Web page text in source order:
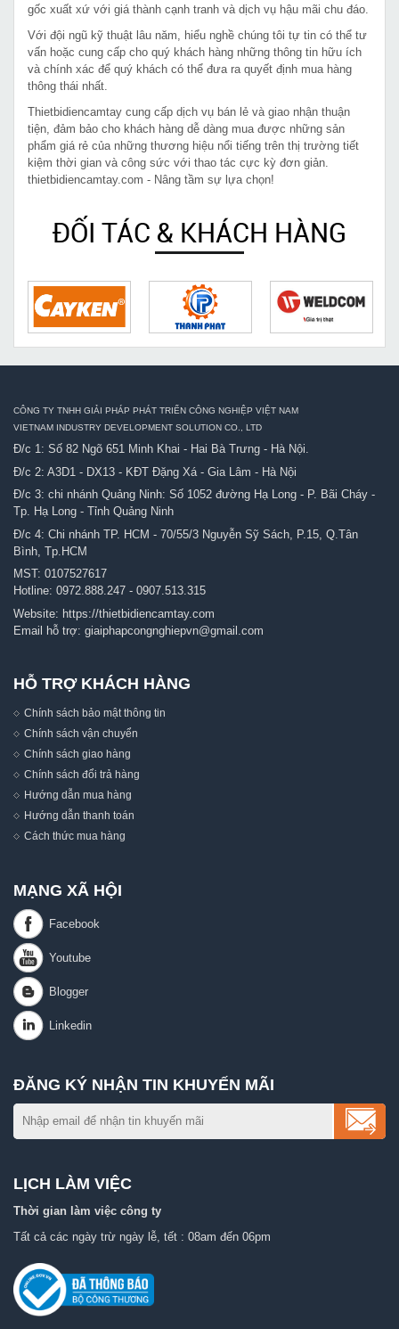
gốc xuất xứ với giá thành cạnh tranh và dịch vụ hậu mãi chu đáo.
Với đội ngũ kỹ thuật lâu năm, hiểu nghề chúng tôi tự tin có thể tư
vấn hoặc cung cấp cho quý khách hàng những thông tin hữu ích
và chính xác để quý khách có thể đưa ra quyết định mua hàng
thông thái nhất.
Thietbidiencamtay cung cấp dịch vụ bán lẻ và giao nhận thuận
tiện, đảm bảo cho khách hàng dễ dàng mua được những sản
phẩm giá rẻ của những thương hiệu nổi tiếng trên thị trường tiết
kiệm thời gian và công sức với thao tác cực kỳ đơn giản.
thietbidiencamtay.com - Nâng tầm sự lựa chọn!
ĐỐI TÁC & KHÁCH HÀNG
CÔNG TY TNHH GIẢI PHÁP PHÁT TRIỂN CÔNG NGHIỆP VIỆT NAM
VIETNAM INDUSTRY DEVELOPMENT SOLUTION CO., LTD
Đ/c 1: Số 82 Ngõ 651 Minh Khai - Hai Bà Trưng - Hà Nội.
Đ/c 2: A3D1 - DX13 - KĐT Đặng Xá - Gia Lâm - Hà Nội
Đ/c 3: chi nhánh Quảng Ninh: Số 1052 đường Hạ Long - P. Bãi Cháy -
Tp. Hạ Long - Tỉnh Quảng Ninh
Đ/c 4: Chi nhánh TP. HCM - 70/55/3 Nguyễn Sỹ Sách, P.15, Q.Tân
Bình, Tp.HCM
MST: 0107527617
Hotline: 0972.888.247 - 0907.513.315
Website: https://thietbidiencamtay.com
Email hỗ trợ: giaiphapcongnghiepvn@gmail.com
HỖ TRỢ KHÁCH HÀNG
Chính sách bảo mật thông tin
Chính sách vận chuyển
Chính sách giao hàng
Chính sách đổi trả hàng
Hướng dẫn mua hàng
Hướng dẫn thanh toán
Cách thức mua hàng
MẠNG XÃ HỘI
ĐĂNG KÝ NHẬN TIN KHUYẾN MÃI
LỊCH LÀM VIỆC
Thời gian làm việc công ty
Tất cả các ngày trừ ngày lễ, tết : 08am đến 06pm